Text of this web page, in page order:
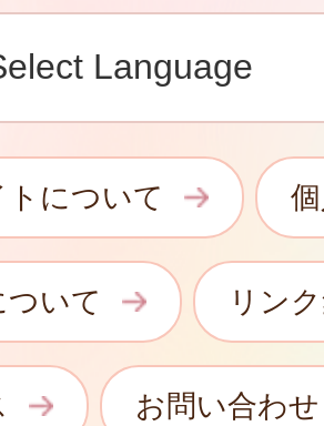
について
ついて リン
お問い合わせ